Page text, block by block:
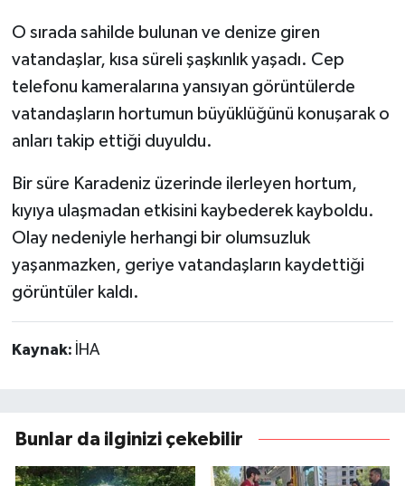
O sırada sahilde bulunan ve denize giren
vatandaşlar, kısa süreli şaşkınlık yaşadı. Cep
telefonu kameralarına yansıyan görüntülerde
vatandaşların hortumun büyüklüğünü konuşarak o
anları takip ettiği duyuldu.
Bir süre Karadeniz üzerinde ilerleyen hortum,
kıyıya ulaşmadan etkisini kaybederek kayboldu.
Olay nedeniyle herhangi bir olumsuzluk
yaşanmazken, geriye vatandaşların kaydettiği
görüntüler kaldı.
Kaynak: İHA
Bunlar da ilginizi çekebilir